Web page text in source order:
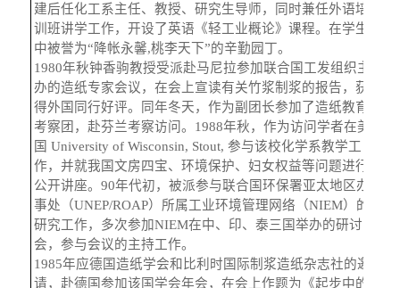
建后任化工系主任、教授、研究生导师，同时兼任外语培
训班讲学工作，开设了英语《轻工业概论》课程。在学生
中被誉为“降帐永馨,桃李天下”的辛勤园丁。
1980年秋钟香驹教授受派赴马尼拉参加联合国工发组织主
办的造纸专家会议，在会上宣读有关竹浆制浆的报告，获
得外国同行好评。同年冬天，作为副团长参加了造纸教育
考察团，赴芬兰考察访问。 1988年秋，作为访问学者在美
国 University of Wisconsin, Stout, 参与该校化学系教学工
作，并就我国文房四宝、环境保护、妇女权益等问题进行
公开讲座。 90年代初，被派参与联合国环保署亚太地区办
事处（UNEP/ROAP）所属工业环境管理网络（NIEM）的
研究工作，多次参加NIEM在中、印、泰三国举办的研讨
会，参与会议的主持工作。
1985年应德国造纸学会和比利时国际制浆造纸杂志社的邀
请，赴德国参加该国学会年会，在会上作题为《起步中的